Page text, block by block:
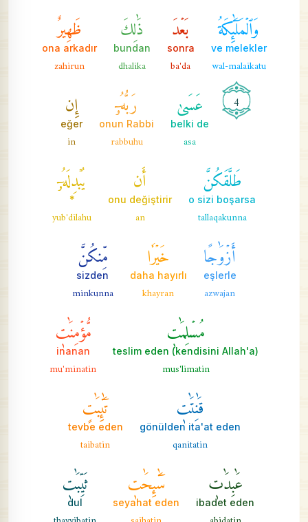
وَٱلۡمَلَٰٓئِكَةُ
ve melekler
wal-malaikatu
بَعۡدَ
sonra
ba'da
ذَٰلِكَ
bundan
dhalika
ظَهِيرٌ
ona arkadır
zahirun
4 عَسَىٰ
belki de
asa
رَبُّهُۥٓ
onun Rabbi
rabbuhu
إِن
eğer
in
طَلَّقَكُنَّ
o sizi boşarsa
tallaqakunna
أَن
onu değiştirir
an
يُبۡدِلَهُۥٓ
*
yub'dilahu
أَزۡوَٰجًا
eşlerle
azwajan
خَيۡرٗا
daha hayırlı
khayran
مِّنكُنَّ
sizden
minkunna
مُسۡلِمَٰتٖ
(kendisini Allah'a) teslim eden
mus'limatin
مُّؤۡمِنَٰتٖ
inanan
mu'minatin
قَٰنِتَٰتٖ
gönülden ita'at eden
qanitatin
تَٰٓئِبَٰتٍ
tevbe eden
taibatin
عَٰبِدَٰتٖ
ibadet eden
سَٰٓئِحَٰتٖ
seyahat eden
ثَيِّبَٰتٖ
dul